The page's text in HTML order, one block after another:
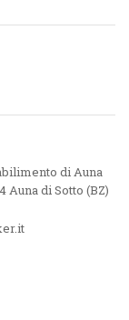
di Auna
Auna di Sotto (BZ)